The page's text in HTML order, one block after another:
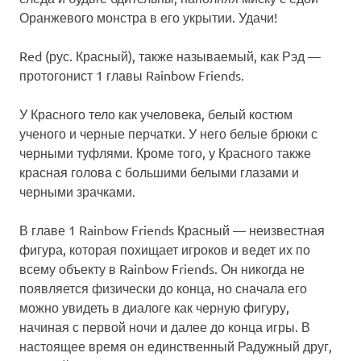
Оранжевого монстра в его укрытии. Удачи!
Red (рус. Красный), также называемый, как Рэд —
протогонист 1 главы Rainbow Friends.
У Красного тело как учеловека, белый костюм
ученого и черные перчатки. У него белые брюки с
черными туфлями. Кроме того, у Красного также
красная голова с большими белыми глазами и
черными зрачками.
В главе 1 Rainbow Friends Красный — неизвестная
фигура, которая похищает игроков и ведет их по
всему объекту в Rainbow Friends. Он никогда не
появляется физически до конца, но сначала его
можно увидеть в диалоге как черную фигуру,
начиная с первой ночи и далее до конца игры. В
настоящее время он единственный Радужный друг,